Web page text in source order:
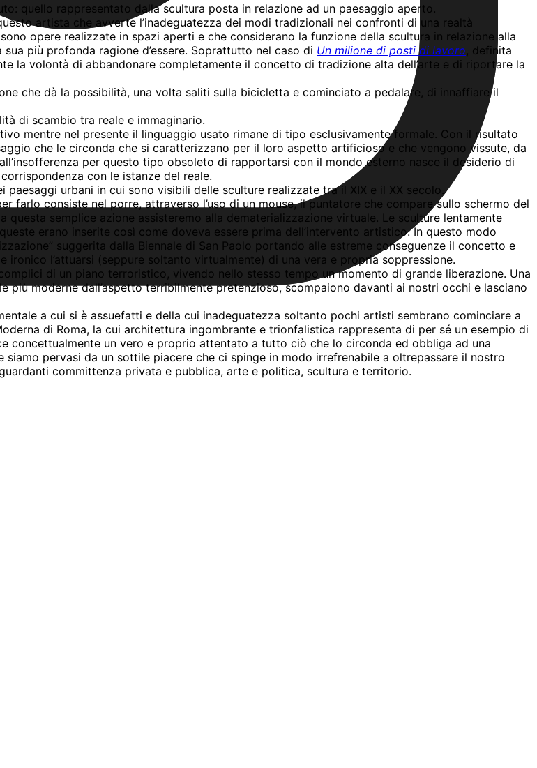
quello rappresentato dalla scultura posta in relazione ad un paesaggio aperto.
artista che avverte l’inadeguatezza dei modi tradizionali nei confronti di una realtà
opere realizzate in spazi aperti e che considerano la funzione della scultura in relazione alla
più profonda ragione d’essere. Soprattutto nel caso di Un milione di posti di lavoro , definita
la volontà di abbandonare completamente il concetto di tradizione alta dell’arte e di riportare la
che dà la possibilità, una volta saliti sulla bicicletta e cominciato a pedalare, di innaffiare il
di scambio tra reale e immaginario.
mentre nel presente il linguaggio usato rimane di tipo esclusivamente formale. Con il risultato
che le circonda che si caratterizzano per il loro aspetto artificioso e che vengono vissute, da
per questo tipo obsoleto di rapportarsi con il mondo esterno nasce il desiderio di
con le istanze del reale.
urbani in cui sono visibili delle sculture realizzate tra il XIX e il XX secolo.
farlo consiste nel porre, attraverso l’uso di un mouse, il puntatore che compare sullo schermo del
semplice azione assisteremo alla dematerializzazione virtuale. Le sculture lentamente
erano inserite così come doveva essere prima dell’intervento artistico. In questo modo
suggerita dalla Biennale di San Paolo portando alle estreme conseguenze il concetto e
l’attuarsi (seppure soltanto virtualmente) di una vera e propria soppressione.
di un piano terroristico, vivendo nello stesso tempo un momento di grande liberazione. Una
più moderne dall’aspetto terribilmente pretenzioso, scompaiono davanti ai nostri occhi e lasciano
a cui si è assuefatti e della cui inadeguatezza soltanto pochi artisti sembrano cominciare a
di Roma, la cui architettura ingombrante e trionfalistica rappresenta di per sé un esempio di
concettualmente un vero e proprio attentato a tutto ciò che lo circonda ed obbliga ad una
pervasi da un sottile piacere che ci spinge in modo irrefrenabile a oltrepassare il nostro
committenza privata e pubblica, arte e politica, scultura e territorio.